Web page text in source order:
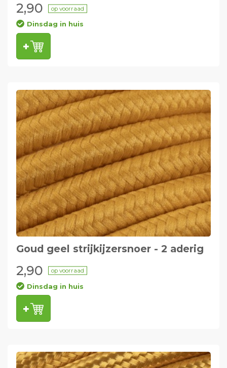
2,90 op voorraad
Dinsdag in huis
Goud geel strijkijzersnoer - 2 aderig
2,90 op voorraad
Dinsdag in huis